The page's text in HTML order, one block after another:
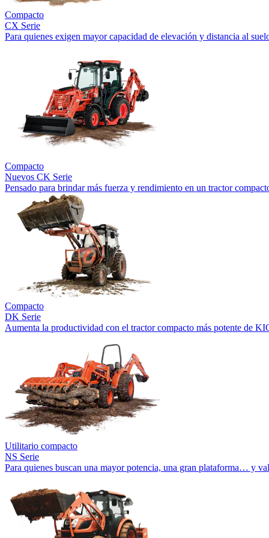
Compacto
CX Serie
Para quienes exigen mayor capacidad de elevación y distancia al
Compacto
Nuevos CK Serie
Pensado para brindar más fuerza y rendimiento en un tractor
Compacto
DK Serie
Aumenta la productividad con el tractor compacto más potente de
Utilitario compacto
NS Serie
Para quienes buscan una mayor potencia, una gran plataforma… y